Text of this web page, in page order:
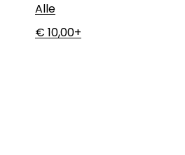
Alle
€ 10,00+